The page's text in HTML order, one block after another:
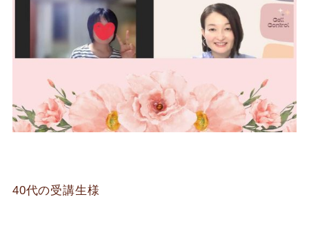
40代の受講生様